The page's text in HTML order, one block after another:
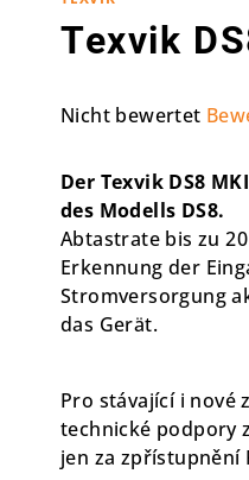
Texvik
Die
Produktbewertung
ist
0,0
von
5
Sternen.
Nicht bewertet
Der Texvik DS8
des Modells DS8.
Abtastrate bis zu
Erkennung der
Stromversorgung
das Gerät.
Pro stávající i nové
technické podpory
jen za zpřístupnění